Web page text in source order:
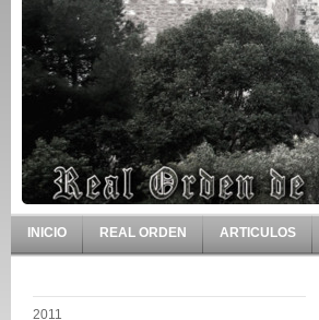
INICIO REAL ORDEN ARTICULOS
2011